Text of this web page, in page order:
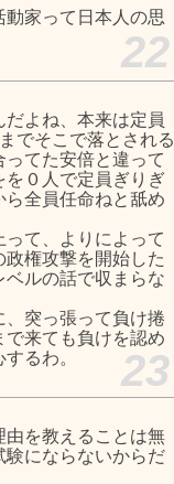
家って日本人の思
22
よね、本来は定員
でそこで落とされる
てた安倍と違って
を０人で定員ぎりぎ
ら全員任命ねと舐め
て、よりによって
権攻撃を開始した
ルの話で収まらな
突っ張って負け捲
で来ても負けを認め
るわ。
23
由を教えることは無
験にならないからだ